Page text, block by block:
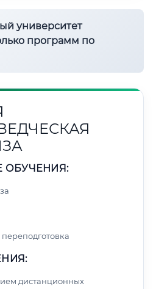
университет
программ по
ОБУЧЕНИЯ:
дистанционных